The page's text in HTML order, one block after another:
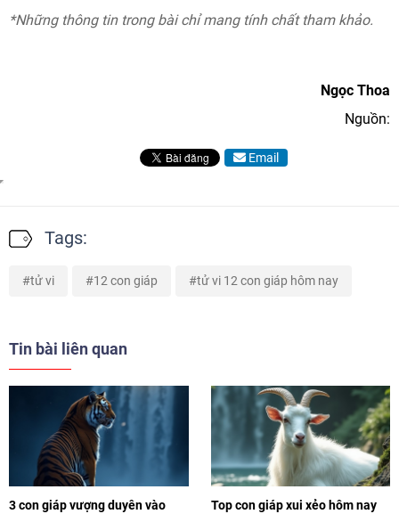
*Những thông tin trong bài chỉ mang tính chất tham khảo.
Ngọc Thoa
Nguồn:
Email
Tags:
tử vi 12 con giáp tử vi 12 con giáp hôm nay
Tin bài liên quan
3 con giáp vượng duyên vào
Top con giáp xui xẻo hôm nay